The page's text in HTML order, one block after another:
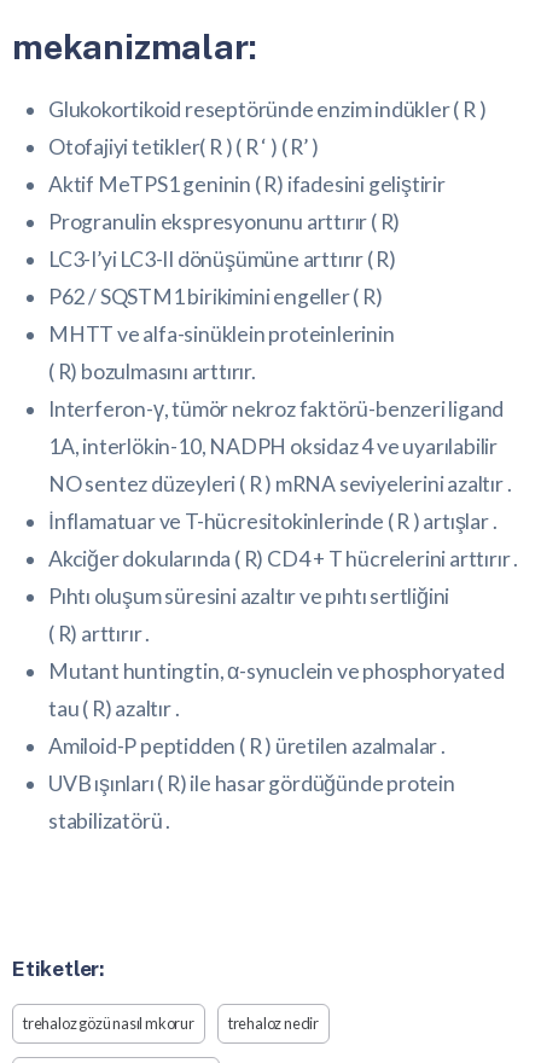
mekanizmalar:
Glukokortikoid reseptöründe enzim indükler ( R )
Otofajiyitetikler( R ) ( R ‘ ) (R’)
Aktif MeTPS1 geninin (R) ifadesini geliştirir
Progranulin ekspresyonunu arttırır ( R)
LC3-I’yi LC3-II dönüşümüne arttırır (R)
P62 / SQSTM1 birikimini engeller ( R)
MHTT ve alfa-sinüklein proteinlerinin
( R) bozulmasını arttırır.
Interferon-γ, tümör nekroz faktörü-benzeri ligand
1A,interlökin-10, NADPH oksidaz 4 ve uyarılabilir
NO sentez düzeyleri ( R) mRNA seviyelerini azaltır .
İnflamatuar ve T-hücresitokinlerinde (R ) artışlar .
Akciğer dokularında ( R) CD4 + T hücrelerini arttırır .
Pıhtı oluşum süresini azaltır ve pıhtı sertliğini
( R) arttırır .
Mutant huntingtin, α-synuclein ve phosphoryated
tau ( R) azaltır .
Amiloid-P peptidden ( R) üretilen azalmalar .
UVB ışınları ( R) ile hasar gördüğünde protein
stabilizatörü .
Etiketler:
trehaloz gözü nasıl mkorur trehaloz nedir